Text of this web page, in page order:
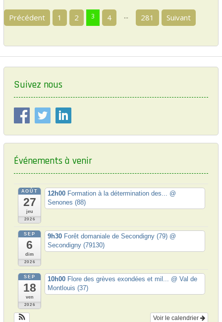
o
o
k
N
a
g
n
Précédent 1 2 3 4 … 281 Suivant
Suivez nous
Événements à venir
AOÛT
27
jeu
2026
12h00 Formation à la détermination des... @
Senones (88)
SEP
6
dim
2026
9h30 Forêt domaniale de Secondigny (79) @
Secondigny (79130)
SEP
18
ven
2026
10h00 Flore des grèves exondées et mil... @ Val de
Montlouis (37)
Voir le calendrier